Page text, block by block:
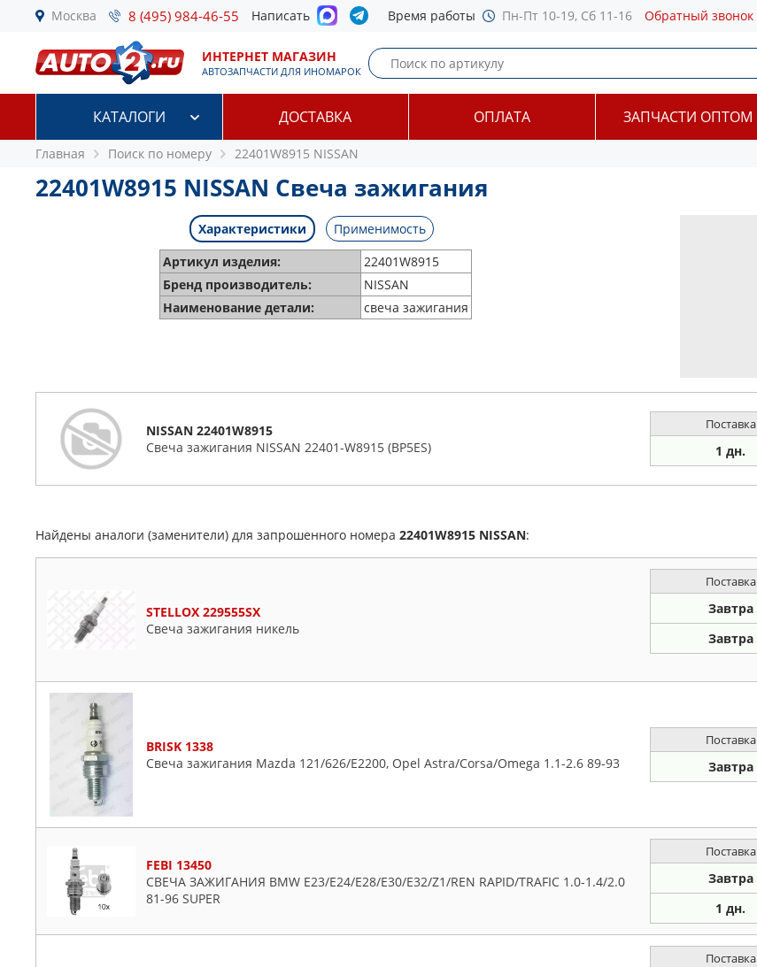
Москва 8 (495) 984-46-55 Написать Время работы Пн-Пт 10-19, Сб 11-16 Обратный звонок
ИНТЕРНЕТ МАГАЗИН
АВТОЗАПЧАСТИ ДЛЯ ИНОМАРОК
КАТАЛОГИ ДОСТАВКА ОПЛАТА ЗАПЧАСТИ ОПТОМ
Главная Поиск по номеру 22401W8915 NISSAN
22401W8915 NISSAN Свеча зажигания
Характеристики
Применимость
Артикул изделия:
22401W8915
Бренд производитель:
NISSAN
Наименование детали:
свеча зажигания
NISSAN 22401W8915
Свеча зажигания NISSAN 22401-W8915 (BP5ES)
Поставка
1 дн.
Найдены аналоги (заменители) для запрошенного номера 22401W8915 NISSAN:
STELLOX 229555SX
Свеча зажигания никель
Поставка
Завтра
Завтра
BRISK 1338
Свеча зажигания Mazda 121/626/E2200, Opel Astra/Corsa/Omega 1.1-2.6 89-93
Поставка
Завтра
FEBI 13450
СВЕЧА ЗАЖИГАНИЯ BMW E23/E24/E28/E30/E32/Z1/REN RAPID/TRAFIC 1.0-1.4/2.0
81-96 SUPER
Поставка
Завтра
1 дн.
Поставка